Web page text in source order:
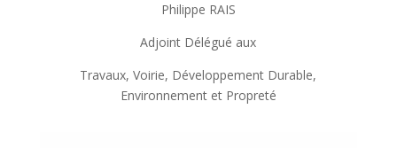
Philippe RAIS
Adjoint Délégué aux
Travaux, Voirie, Développement Durable,
Environnement et Propreté